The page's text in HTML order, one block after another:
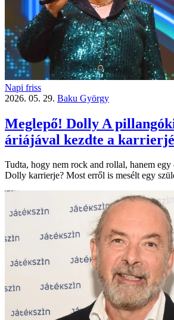
Napi friss
2026. 05. 29. Baku György
Meglepő! Dolly A
áriájával kezdte a
Tudta, hogy nem rock and rollal, hanem
Dolly karrierje? Most erről is mesélt egy